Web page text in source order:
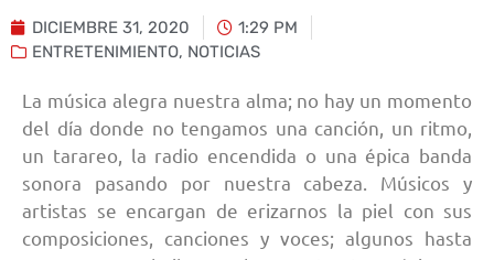
DICIEMBRE 31, 2020
1:29 PM
ENTRETENIMIENTO, NOTICIAS
La música alegra nuestra alma; no hay un momento
del día donde no tengamos una canción, un ritmo,
un tarareo, la radio encendida o una épica banda
sonora pasando por nuestra cabeza. Músicos y
artistas se encargan de erizarnos la piel con sus
composiciones, canciones y voces; algunos hasta